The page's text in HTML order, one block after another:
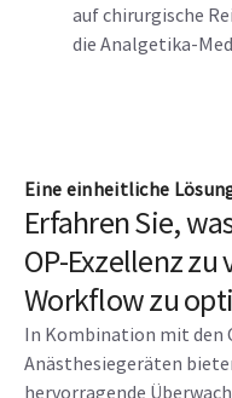
auf chirurgische
die Analgetika-
Eine einheitliche
Erfahren Sie,
OP-Exzellenz zu
Workflow zu
In Kombination mit den
Anästhesiegeräten
hervorragende